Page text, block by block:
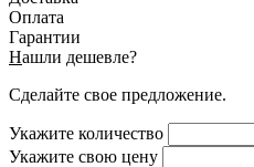
Оплата
Гарантии
Нашли дешевле?
Сделайте свое предложение.
Укажите количество
Укажите свою цену